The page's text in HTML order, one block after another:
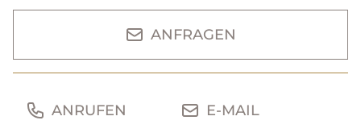
ANFRAGEN
ANRUFEN E-MAIL